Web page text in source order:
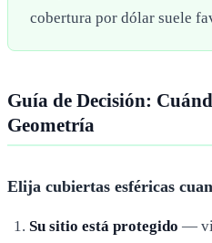
cobertura por dólar suele
Guía de Decisión:
Geometría
Elija cubiertas esféricas
Su sitio está protegido —